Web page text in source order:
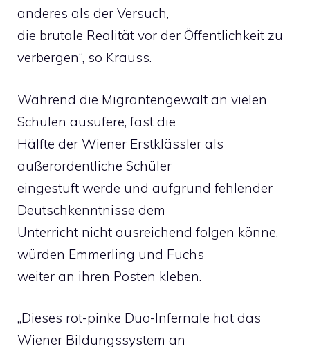
anderes als der Versuch,
die brutale Realität vor der Öffentlichkeit zu
verbergen“, so Krauss.
Während die Migrantengewalt an vielen
Schulen ausufere, fast die
Hälfte der Wiener Erstklässler als
außerordentliche Schüler
eingestuft werde und aufgrund fehlender
Deutschkenntnisse dem
Unterricht nicht ausreichend folgen könne,
würden Emmerling und Fuchs
weiter an ihren Posten kleben.
„Dieses rot-pinke Duo-Infernale hat das
Wiener Bildungssystem an